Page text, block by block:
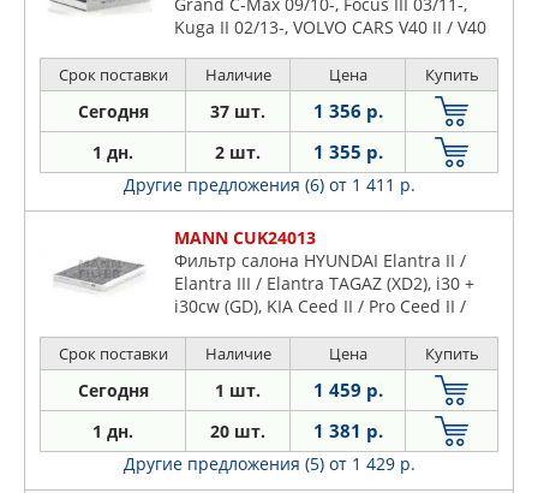
Kuga II 02/13-, VOLVO CARS V40 II / V40
Срок поставки Наличие Цена Купить
Сегодня 37 шт. 1 356 р.
1 дн. 2 шт. 1 355 р.
Другие предложения (6) от 1 411 р.
MANN CUK24013
Фильтр салона HYUNDAI Elantra II /
Elantra III / Elantra TAGAZ (XD2), i30 +
i30cw (GD), KIA Ceed II / Pro Ceed II /
Срок поставки Наличие Цена Купить
Сегодня 1 шт. 1 459 р.
1 дн. 20 шт. 1 381 р.
Другие предложения (5) от 1 429 р.